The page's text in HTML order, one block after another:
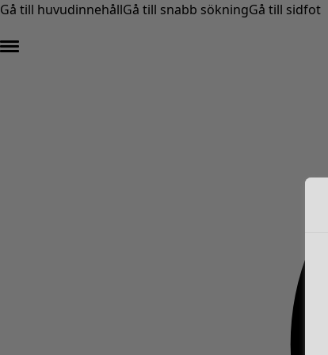
Gå till huvudinnehållGå till snabb sökningGå till sidfot